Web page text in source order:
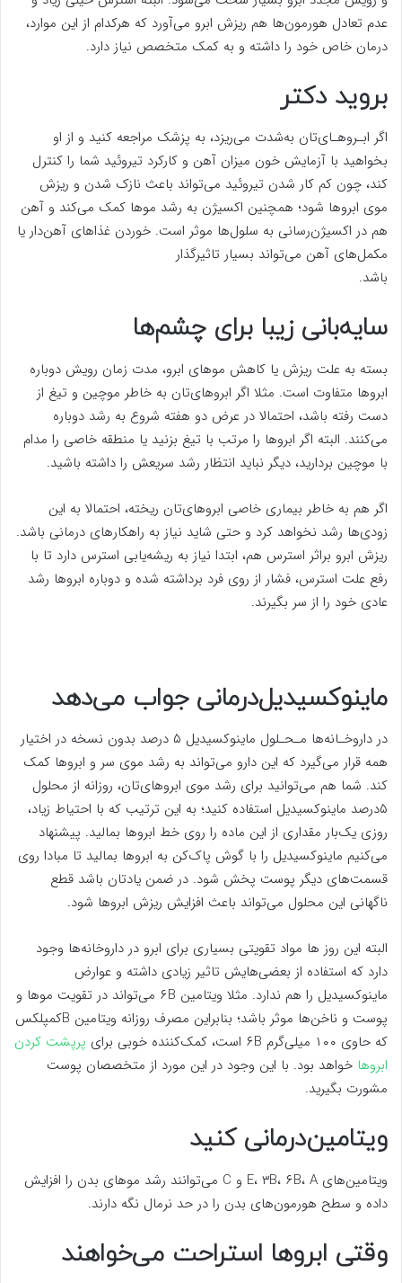
عدم تعادل هورمون‌ها هم ریزش ابرو می‌آورد که هرکدام از این موارد،
درمان خاص خود را داشته و به کمک متخصص نیاز دارد.
بروید دکتر
اگر ابـروهـای‌تان به‌شدت می‌ریزد، به پزشک مراجعه کنید و از او
بخواهید با آزمایش خون میزان آهن و کارکرد تیروئید شما را کنترل
کند، چون کم کار شدن تیروئید می‌تواند باعث نازک شدن و ریزش
موی ابرو‌ها شود؛ همچنین اکسیژن به رشد مو‌ها کمک می‌کند و آهن
هم در اکسیژن‌رسانی به سلول‌ها موثر است. خوردن غذا‌های آهن‌دار یا
مکمل‌های آهن می‌تواند بسیار تاثیرگذار
باشد.
سایه‌بانی زیبا برای چشم‌ها
بسته به علت ریزش یا کاهش مو‌های ابرو، مدت زمان رویش دوباره
ابرو‌ها متفاوت است. مثلا اگر ابروهای‌تان به خاطر موچین و تیغ از
دست رفته باشد، احتمالا در عرض دو هفته شروع به رشد دوباره
می‌کنند. البته اگر ابرو‌ها را مرتب با تیغ بزنید یا منطقه خاصی را مدام
با موچین بردارید، دیگر نباید انتظار رشد سریعش را داشته باشید.
اگر هم به خاطر بیماری خاصی ابروهای‌تان ریخته، احتمالا به این
زودی‌ها رشد نخواهد کرد و حتی شاید نیاز به راهکار‌های درمانی باشد.
ریزش ابرو براثر استرس هم، ابتدا نیاز به ریشه‌یابی استرس دارد تا با
رفع علت استرس، فشار از روی فرد برداشته شده و دوباره ابرو‌ها رشد
عادی خود را از سر بگیرند.
ماینوکسیدیل‌درمانی جواب می‌دهد
در داروخـانه‌ها مـحـلول ماینوکسیدیل ۵ درصد بدون نسخه در اختیار
همه قرار می‌گیرد که این دارو می‌تواند به رشد موی سر و ابرو‌ها کمک
کند. شما هم می‌توانید برای رشد موی ابروهای‌تان، روزانه از محلول
۵‌درصد ماینوکسیدیل استفاده کنید؛ به این ترتیب که با احتیاط زیاد،
روزی یک‌بار مقداری از این ماده را روی خط ابرو‌ها بمالید. پیشنهاد
می‌کنیم ماینوکسیدیل را با گوش پاک‌کن به ابرو‌ها بمالید تا مبادا روی
قسمت‌های دیگر پوست پخش شود. در ضمن یادتان باشد قطع
ناگهانی این محلول می‌تواند باعث افزایش ریزش ابرو‌ها شود.
البته این روز‌ ها مواد تقویتی بسیاری برای ابرو در داروخانه‌ها وجود
دارد که استفاده از بعضی‌هایش تاثیر زیادی داشته و عوارض
ماینوکسیدیل را هم ندارد. مثلا ویتامین ۶B می‌تواند در تقویت مو‌ها و
پوست و ناخن‌ها موثر باشد؛ بنابراین مصرف روزانه ویتامین B‌کمپلکس
که حاوی ۱۰۰ میلی‌گرم ۶B است، کمک‌کننده خوبی برای
پرپشت کردن
ابروها خواهد بود. با این وجود در این مورد از متخصصان پوست
مشورت بگیرید.
ویتامین‌درمانی کنید
ویتامین‌های E، ۳B، ۶B، A و C می‌توانند رشد مو‌های بدن را افزایش
داده و سطح هورمون‌های بدن را در حد نرمال نگه دارند.
وقتی ابرو‌ها استراحت می‌خواهند